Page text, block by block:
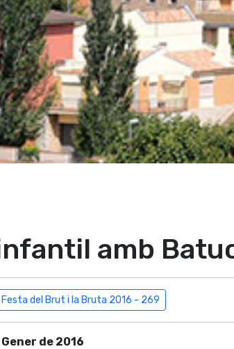
amb
Festa del Brut i la Bruta 2016 - 269
de 2016